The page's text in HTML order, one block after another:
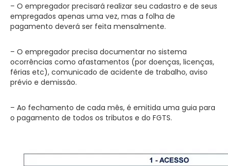
– O empregador precisará realizar seu cadastro e de seus
empregados apenas uma vez, mas a folha de
pagamento deverá ser feita mensalmente.
– O empregador precisa documentar no sistema
ocorrências como afastamentos (por doenças, licenças,
férias etc), comunicado de acidente de trabalho, aviso
prévio e demissão.
– Ao fechamento de cada mês, é emitida uma guia para
o pagamento de todos os tributos e do FGTS.